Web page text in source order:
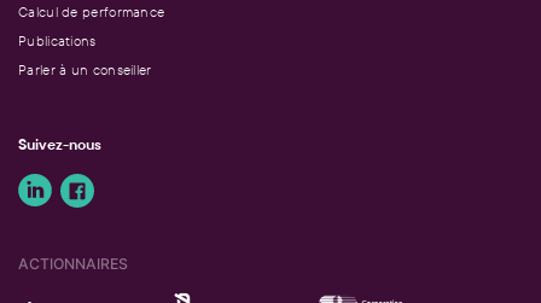
Calcul de performance
Publications
Parler à un conseiller
Suivez-nous
ACTIONNAIRES